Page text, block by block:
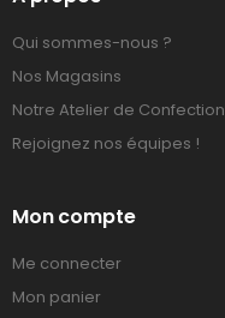
Qui sommes-nous ?
Nos Magasins
Notre Atelier de Confection
Rejoignez nos équipes !
Mon compte
Me connecter
Mon panier